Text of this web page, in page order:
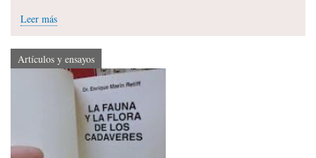
Leer más
Artículos y ensayos